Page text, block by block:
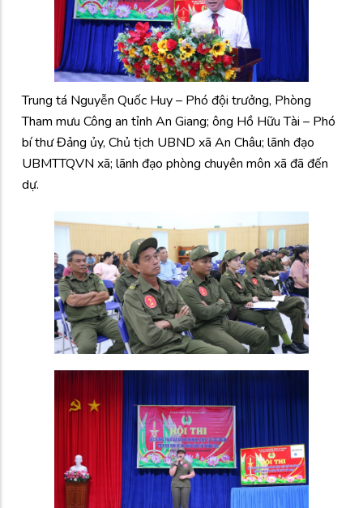
Trung tá Nguyễn Quốc Huy – Phó đội trưởng, Phòng
Tham mưu Công an tỉnh An Giang; ông Hồ Hữu Tài – Phó
bí thư Đảng ủy, Chủ tịch UBND xã An Châu; lãnh đạo
UBMTTQVN xã; lãnh đạo phòng chuyên môn xã đã đến
dự.